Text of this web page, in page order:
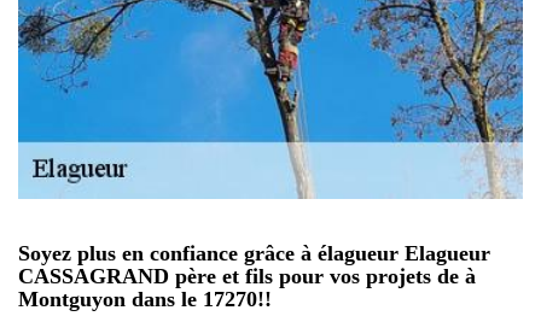
Soyez plus en confiance grâce à élagueur Elagueur
CASSAGRAND père et fils pour vos projets de à
Montguyon dans le 17270!!